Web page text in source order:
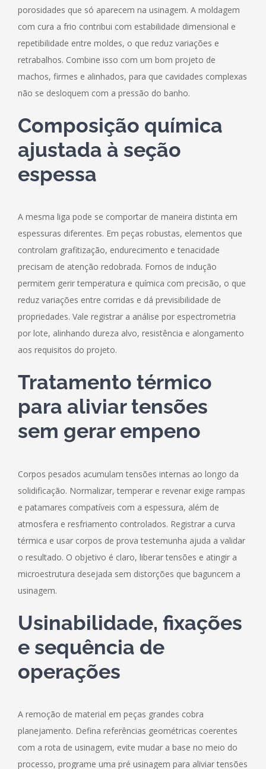
porosidades que só aparecem na usinagem. A moldagem
com cura a frio contribui com estabilidade dimensional e
repetibilidade entre moldes, o que reduz variações e
retrabalhos. Combine isso com um bom projeto de
machos, firmes e alinhados, para que cavidades complexas
não se desloquem com a pressão do banho.
Composição química
ajustada à seção
espessa
A mesma liga pode se comportar de maneira distinta em
espessuras diferentes. Em peças robustas, elementos que
controlam grafitização, endurecimento e tenacidade
precisam de atenção redobrada. Fornos de indução
permitem gerir temperatura e química com precisão, o que
reduz variações entre corridas e dá previsibilidade de
propriedades. Vale registrar a análise por espectrometria
por lote, alinhando dureza alvo, resistência e alongamento
aos requisitos do projeto.
Tratamento térmico
para aliviar tensões
sem gerar empeno
Corpos pesados acumulam tensões internas ao longo da
solidificação. Normalizar, temperar e revenar exige rampas
e patamares compatíveis com a espessura, além de
atmosfera e resfriamento controlados. Registrar a curva
térmica e usar corpos de prova testemunha ajuda a validar
o resultado. O objetivo é claro, liberar tensões e atingir a
microestrutura desejada sem distorções que baguncem a
usinagem.
Usinabilidade, fixações
e sequência de
operações
A remoção de material em peças grandes cobra
planejamento. Defina referências geométricas coerentes
com a rota de usinagem, evite mudar a base no meio do
processo, programe uma pré usinagem para aliviar tensões